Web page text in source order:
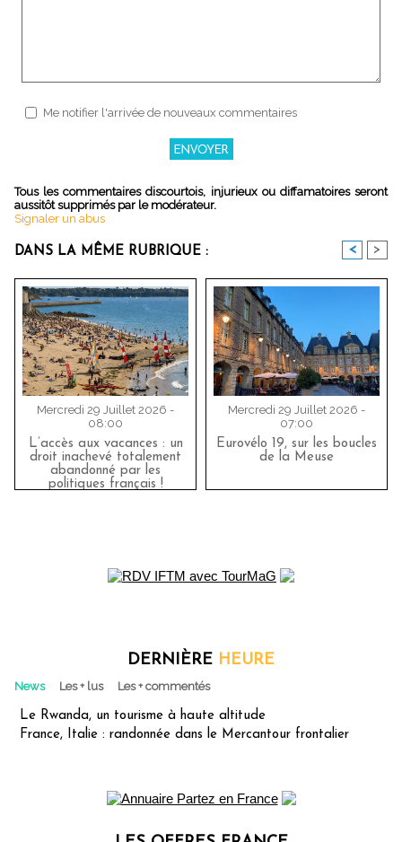
Me notifier l'arrivée de nouveaux commentaires
Tous les commentaires discourtois, injurieux ou diffamatoires seront
aussitôt supprimés par le modérateur.
Signaler un abus
DANS LA MÊME RUBRIQUE : < >
Mercredi 29 Juillet 2026 -
08:00
L’accès aux vacances : un
droit inachevé totalement
abandonné par les
politiques français !
Mercredi 29 Juillet 2026 -
07:00
Eurovélo 19, sur les boucles
de la Meuse
DERNIÈRE HEURE
News Les + lus Les + commentés
Le Rwanda, un tourisme à haute altitude
France, Italie : randonnée dans le Mercantour frontalier